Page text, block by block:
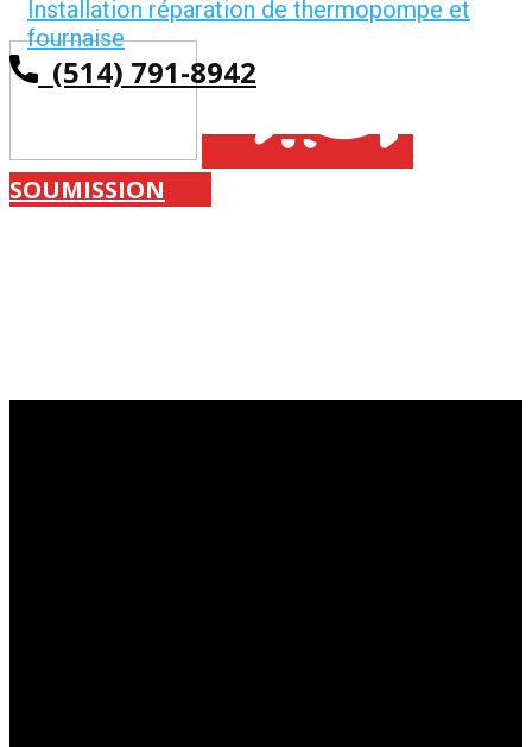
SOUMISSION
Installation réparation de thermopompe et
fournaise
(514) 791-8942